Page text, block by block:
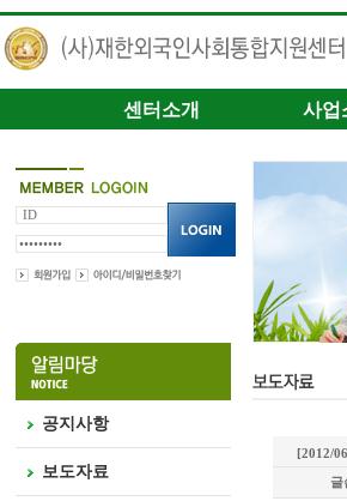
센터소개 사업
공지사항
보도자료
[2012/
글